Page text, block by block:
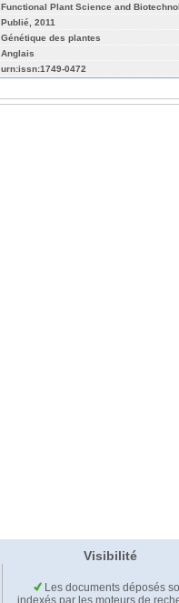
Functional Plant Science and
Publié, 2011
Génétique des plantes
Anglais
urn:issn:1749-0472
Visibilité
Les documents déposés